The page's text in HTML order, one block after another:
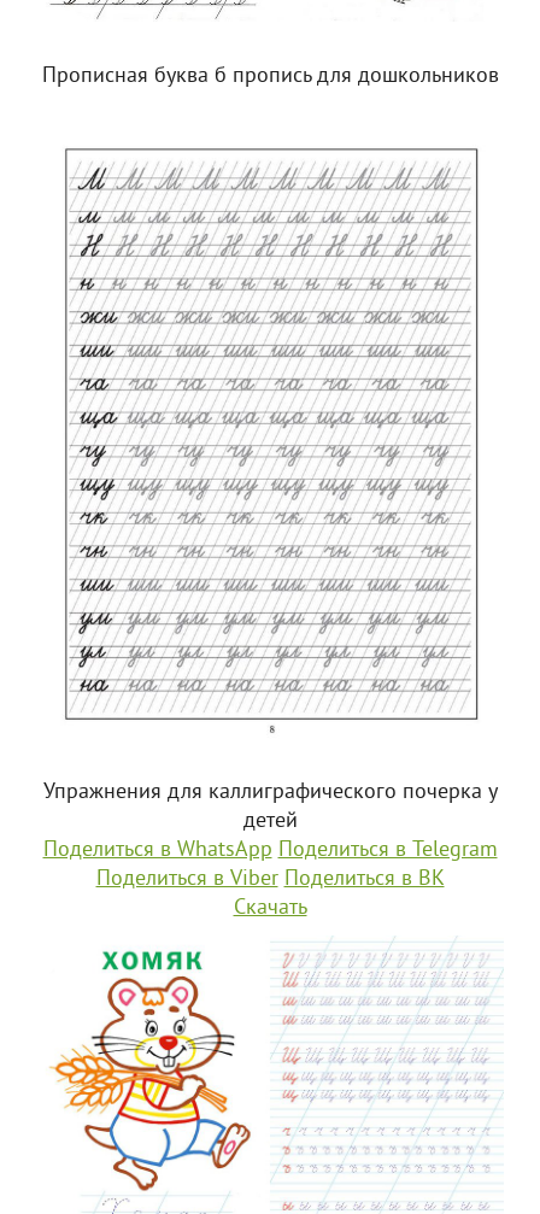
Прописная буква б пропись для дошкольников
Упражнения для каллиграфического почерка у
детей
Поделиться в WhatsApp Поделиться в Telegram
Поделиться в Viber Поделиться в ВК
Скачать